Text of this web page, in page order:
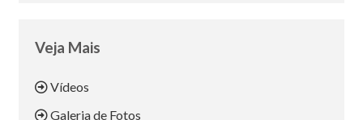
Veja Mais
Vídeos
Galeria de Fotos